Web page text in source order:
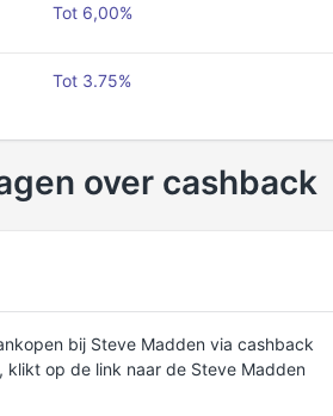
Tot 6,00%
Tot 3.75%
over cashback
bij Steve Madden via cashback
op de link naar de Steve Madden